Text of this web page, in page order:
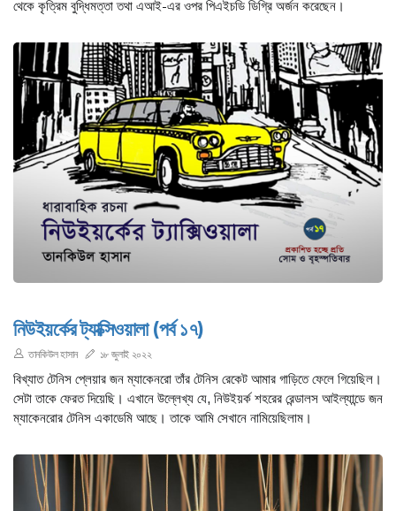
থেকে কৃত্রিম বুদ্ধিমত্তা তথা এআই-এর ওপর পিএইচডি ডিগ্রি অর্জন করেছেন।
নিউইয়র্কের ট্যাক্সিওয়ালা (পর্ব ১৭)
তানকিউল হাসান ১৮ জুলাই ২০২২
বিখ্যাত টেনিস প্লেয়ার জন ম্যাকেনরো তাঁর টেনিস রেকেট আমার গাড়িতে ফেলে গিয়েছিল।
সেটা তাকে ফেরত দিয়েছি। এখানে উল্লেখ্য যে, নিউইয়র্ক শহরের রেন্ডালস আইল্যান্ডে জন
ম্যাকেনরোর টেনিস একাডেমি আছে। তাকে আমি সেখানে নামিয়েছিলাম।